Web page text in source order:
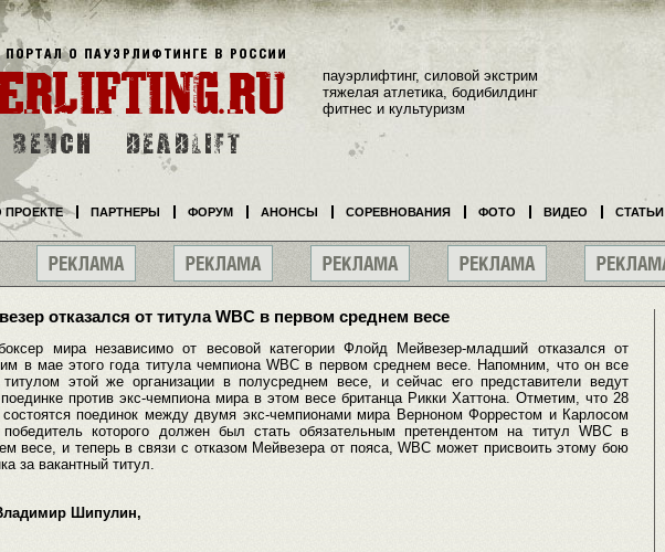
отказался от титула WBC в первом среднем весе
мира независимо от весовой категории Флойд Мейвезер-младший отказался от
им в мае этого года титула чемпиона WBC в первом среднем весе. Напомним, что он все
этой же организации в полусреднем весе, и сейчас его представители ведут
против экс-чемпиона мира в этом весе британца Рикки Хаттона. Отметим, что 28
поединок между двумя экс-чемпионами мира Верноном Форрестом и Карлосом
которого должен был стать обязательным претендентом на титул WBC в
весе, и теперь в связи с отказом Мейвезера от пояса, WBC может присвоить этому бою
за вакантный титул.
Шипулин,
пауэрлифтинг, силовой экстрим
тяжелая атлетика, бодибилдинг
фитнес и культуризм
ПРОЕКТЕ ПАРТНЕРЫ ФОРУМ АНОНСЫ СОРЕВНОВАНИЯ ФОТО ВИДЕО СТАТЬИ